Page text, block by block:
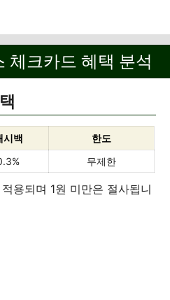
체크카드 혜택 분석
시백
한도
무제한
용되며 1원 미만은 절사됩니